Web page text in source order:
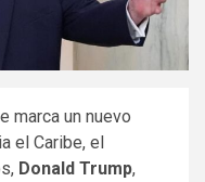
marca un nuevo
el Caribe, el
Donald Trump,